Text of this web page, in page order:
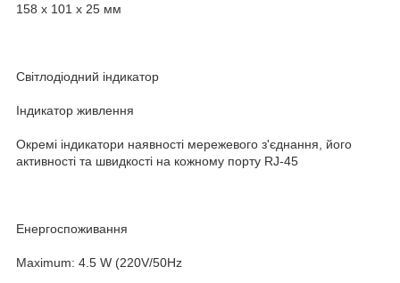
158 x 101 x 25 мм
Світлодіодний індикатор
Індикатор живлення
Окремі індикатори наявності мережевого з'єднання, його
активності та швидкості на кожному порту RJ-45
Енергоспоживання
Maximum: 4.5 W (220V/50Hz